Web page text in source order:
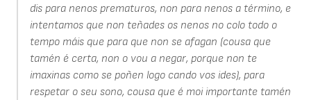
dis para nenos prematuros, non para nenos a término, e
intentamos que non teñades os nenos no colo todo o
tempo máis que para que non se afagan (cousa que
tamén é certa, non o vou a negar, porque non te
imaxinas como se poñen logo cando vos ides), para
respetar o seu sono, cousa que é moi importante tamén